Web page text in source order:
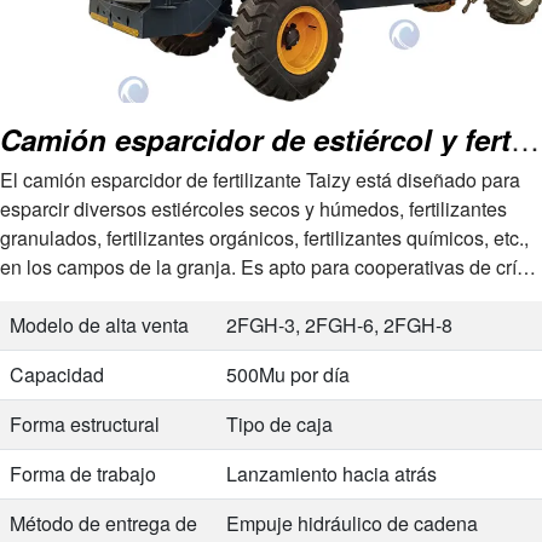
funcionamiento
Camión esparcidor de estiércol y fertilizante
El camión esparcidor de fertilizante Taizy está diseñado para
esparcir diversos estiércoles secos y húmedos, fertilizantes
granulados, fertilizantes orgánicos, fertilizantes químicos, etc.,
en los campos de la granja. Es apto para cooperativas de cría y
tractor es una TDP…
Modelo de alta venta
2FGH-3, 2FGH-6, 2FGH-8
Capacidad
500Mu por día
Forma estructural
Tipo de caja
Forma de trabajo
Lanzamiento hacia atrás
Método de entrega de
Empuje hidráulico de cadena